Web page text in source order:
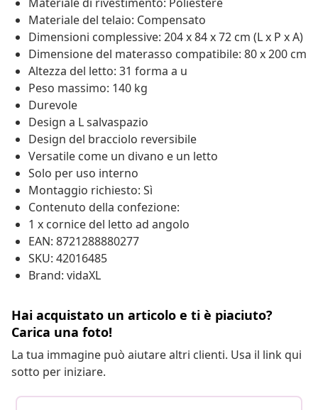
Materiale del telaio: Compensato
Dimensioni complessive: 204 x 84 x 72 cm (L x P x A)
Dimensione del materasso compatibile: 80 x 200 cm
Altezza del letto: 31 forma a u
Peso massimo: 140 kg
Durevole
Design a L salvaspazio
Design del bracciolo reversibile
Versatile come un divano e un letto
Solo per uso interno
Montaggio richiesto: Sì
Contenuto della confezione:
1 x cornice del letto ad angolo
EAN: 8721288880277
SKU: 42016485
Brand: vidaXL
Hai acquistato un articolo e ti è piaciuto?
Carica una foto!
La tua immagine può aiutare altri clienti. Usa il link qui
sotto per iniziare.